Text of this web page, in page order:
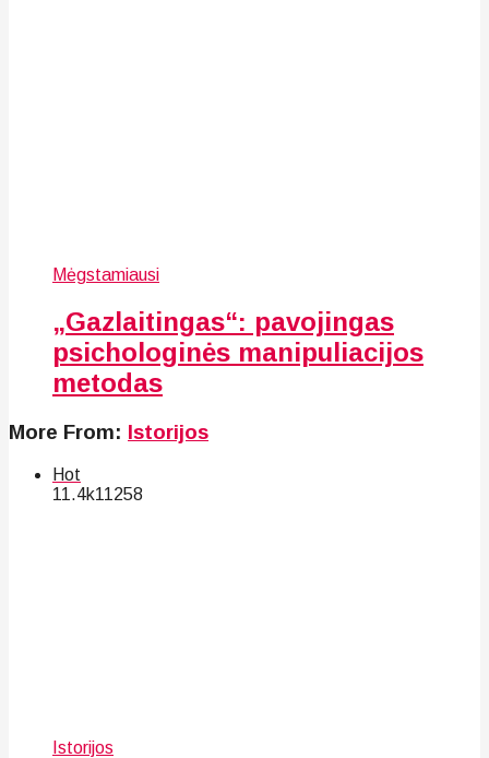
Mėgstamiausi
„Gazlaitingas“: pavojingas
psichologinės manipuliacijos
metodas
More From: Istorijos
Hot
11.4k11258
Istorijos